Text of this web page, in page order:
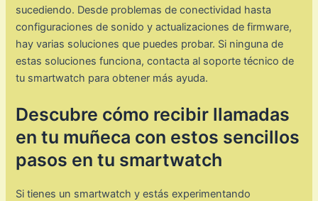
sucediendo. Desde problemas de conectividad hasta
configuraciones de sonido y actualizaciones de firmware,
hay varias soluciones que puedes probar. Si ninguna de
estas soluciones funciona, contacta al soporte técnico de
tu smartwatch para obtener más ayuda.
Descubre cómo recibir llamadas
en tu muñeca con estos sencillos
pasos en tu smartwatch
Si tienes un smartwatch y estás experimentando